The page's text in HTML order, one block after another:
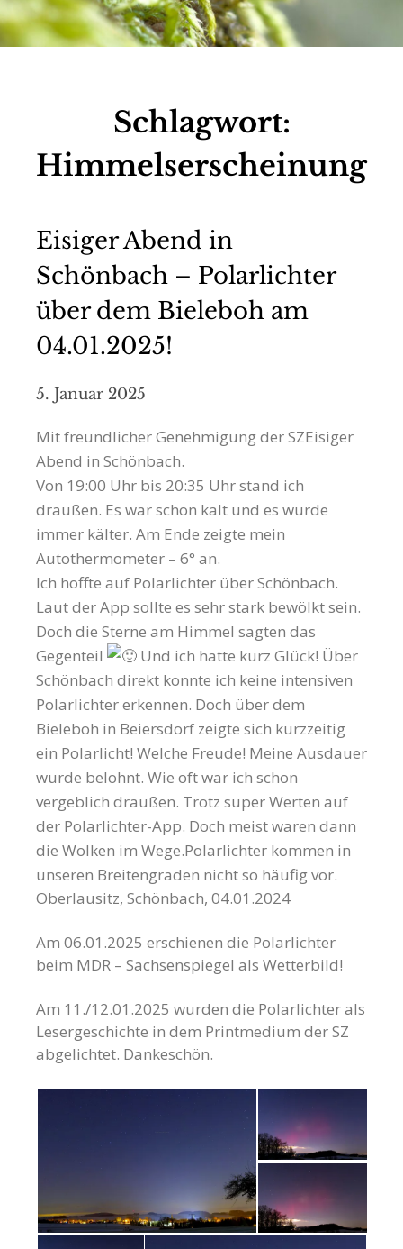
Schlagwort:
Himmelserscheinung
Eisiger Abend in
Schönbach – Polarlichter
über dem Bieleboh am
04.01.2025!
5. Januar 2025
Mit freundlicher Genehmigung der SZEisiger
Abend in Schönbach.
Von 19:00 Uhr bis 20:35 Uhr stand ich
draußen. Es war schon kalt und es wurde
immer kälter. Am Ende zeigte mein
Autothermometer – 6° an.
Ich hoffte auf Polarlichter über Schönbach.
Laut der App sollte es sehr stark bewölkt sein.
Doch die Sterne am Himmel sagten das
Gegenteil
Und ich hatte kurz Glück! Über
Schönbach direkt konnte ich keine intensiven
Polarlichter erkennen. Doch über dem
Bieleboh in Beiersdorf zeigte sich kurzzeitig
ein Polarlicht! Welche Freude! Meine Ausdauer
wurde belohnt. Wie oft war ich schon
vergeblich draußen. Trotz super Werten auf
der Polarlichter-App. Doch meist waren dann
die Wolken im Wege.Polarlichter kommen in
unseren Breitengraden nicht so häufig vor.
Oberlausitz, Schönbach, 04.01.2024
Am 06.01.2025 erschienen die Polarlichter
beim MDR – Sachsenspiegel als Wetterbild!
Am 11./12.01.2025 wurden die Polarlichter als
Lesergeschichte in dem Printmedium der SZ
abgelichtet. Dankeschön.